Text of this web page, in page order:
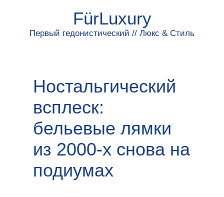
FürLuxury
Первый гедонистический // Люкс & Стиль
Ностальгический
всплеск:
бельевые лямки
из 2000‑х снова на
подиумах